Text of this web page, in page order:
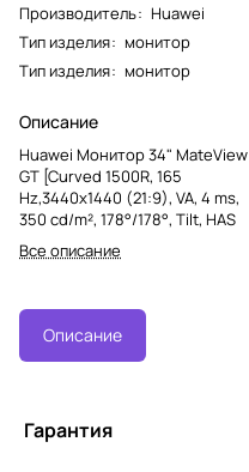
Производитель: Huawei
Тип изделия: монитор
Тип изделия: монитор
Описание
Huawei Монитор 34" MateView
GT [Curved 1500R, 165
Hz,3440x1440 (21:9), VA, 4 ms,
350 cd/m², 178°/178°, Tilt, HAS
Все описание
Описание
Гарантия